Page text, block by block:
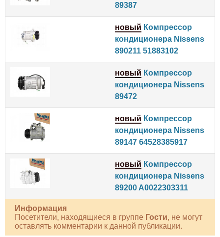
89387
новый Компрессор
кондиционера Nissens
890211 51883102
новый Компрессор
кондиционера Nissens
89472
новый Компрессор
кондиционера Nissens
89147 64528385917
новый Компрессор
кондиционера Nissens
89200 A0022303311
Информация
Посетители, находящиеся в группе Гости, не могут
оставлять комментарии к данной публикации.